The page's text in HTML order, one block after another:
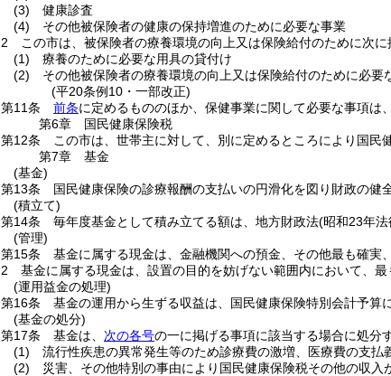
(3)
健康診査
(4)
その他被保険者の健康の保持増進のために必要な事業
2
この市は、被保険者の療養環境の向上又は保険給付のために次に
(1)
療養のために必要な用具の貸付け
(2)
その他被保険者の療養環境の向上又は保険給付のために必要
(平20条例10・一部改正)
第11条
前条に定めるもののほか、保健事業に関して必要な事項は
第6章
国民健康保険税
第12条
この市は、世帯主に対して、別に定めるところにより国民
第7章
基金
(基金)
第13条
国民健康保険の診療報酬の支払いの円滑化を図り財政の健
(積立て)
第14条
毎年度基金として積み立てる額は、地方財政法(昭和23年
(管理)
第15条
基金に属する現金は、金融機関への預金、その他最も確実
2
基金に属する現金は、設置の目的を妨げない範囲内において、
(運用益金の処理)
第16条
基金の運用から生ずる収益は、国民健康保険特別会計予算
(基金の処分)
第17条
基金は、 次の各号の一に掲げる事項に該当する場合に処分
(1)
流行性疾患の異常発生等のため診療費の激増、医療費の支
(2)
災害、その他特別の事由により国民健康保険税その他の収